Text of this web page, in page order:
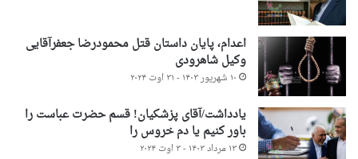
اعدام، پایان داستان قتل محمودرضا جعفرآقایی
وکیل شاهرودی
۱۰ شهریور ۱۴۰۳ - ۳۱ اوت ۲۰۲۴
یادداشت/آقای پزشکیان! قسم حضرت عباست را
باور کنیم یا دم خروس را
۱۳ مرداد ۱۴۰۳ - ۳ اوت ۲۰۲۴